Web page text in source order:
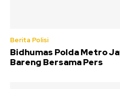
Berita Polisi
Bidhumas Polda Metro
Bareng Bersama Pers